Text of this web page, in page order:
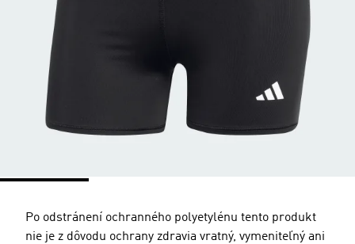
Po odstránení ochranného polyetylénu tento produkt
nie je z dôvodu ochrany zdravia vratný, vymeniteľný ani